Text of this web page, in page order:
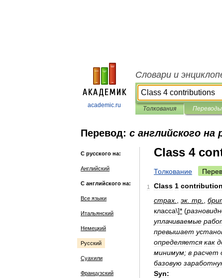
academic.ru
Словари и
Толкования Переводы
Перевод: с английского на
С русского на:
Английский
С английского на:
Все языки
Итальянский
Немецкий
Русский
Суахили
Французский
Class 4
Толкование
1 Class 1
страх
эк тр
класса\]* (
уплачиваемые
превышает
определяется как
минимум; в расчет
базовую
Syn: